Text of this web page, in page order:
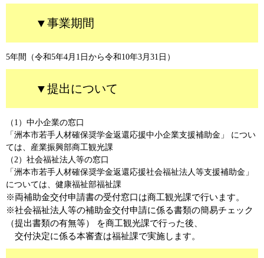
▼事業期間
5年間（令和5年4月1日から令和10年3月31日）
▼提出について
（1）中小企業の窓口
「洲本市若手人材確保奨学金返還応援中小企業支援補助金」 につい
ては、産業振興部商工観光課
（2）社会福祉法人等の窓口
「洲本市若手人材確保奨学金返還応援社会福祉法人等支援補助金」
については、健康福祉部福祉課
※両補助金交付申請書の受付窓口は商工観光課で行います。
※社会福祉法人等の補助金交付申請に係る書類の簡易チェック
（提出書類の有無等） を商工観光課で行った後、
交付決定に係る本審査は福祉課で実施します。